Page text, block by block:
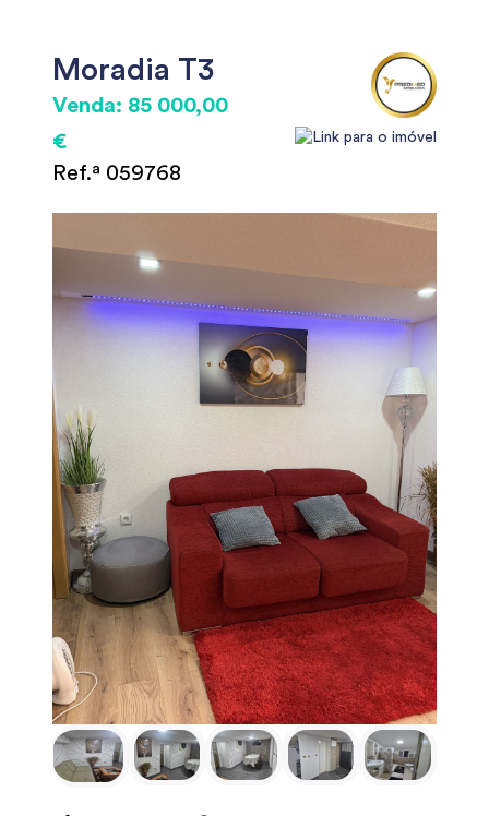
Moradia T3
Venda: 85 000,00
€
Ref.ª 059768